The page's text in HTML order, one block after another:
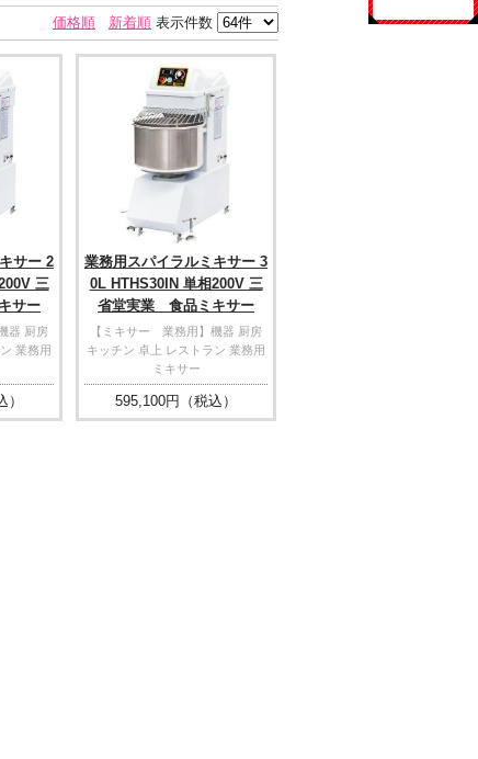
価格順 新着順 表示件数
サー 2
三
サー
器 厨房
業務用
業務用スパイラルミキサー 3
0L HTHS30IN 単相200V 三
省堂実業 食品ミキサー
【ミキサー 業務用】機器 厨房
キッチン 卓上 レストラン 業務用
ミキサー
595,100円（税込）